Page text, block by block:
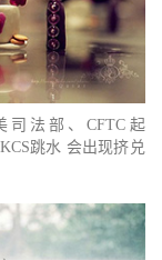
司法部、CFTC起
跳水 会出现挤兑